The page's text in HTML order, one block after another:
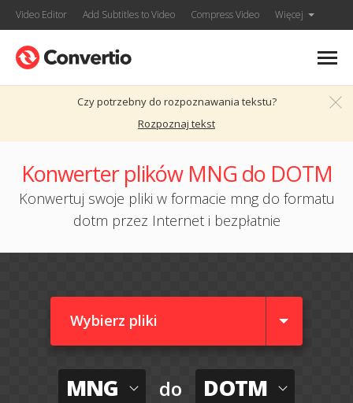
Video Editor Add Subtitles to Video Compress Video Więcej
Czy potrzebny do rozpoznawania tekstu?
Rozpoznaj tekst
Konwerter plików MNG do DOTM
Konwertuj swoje pliki w formacie mng do formatu
dotm przez Internet i bezpłatnie
Wybierz pliki
MNG do DOTM